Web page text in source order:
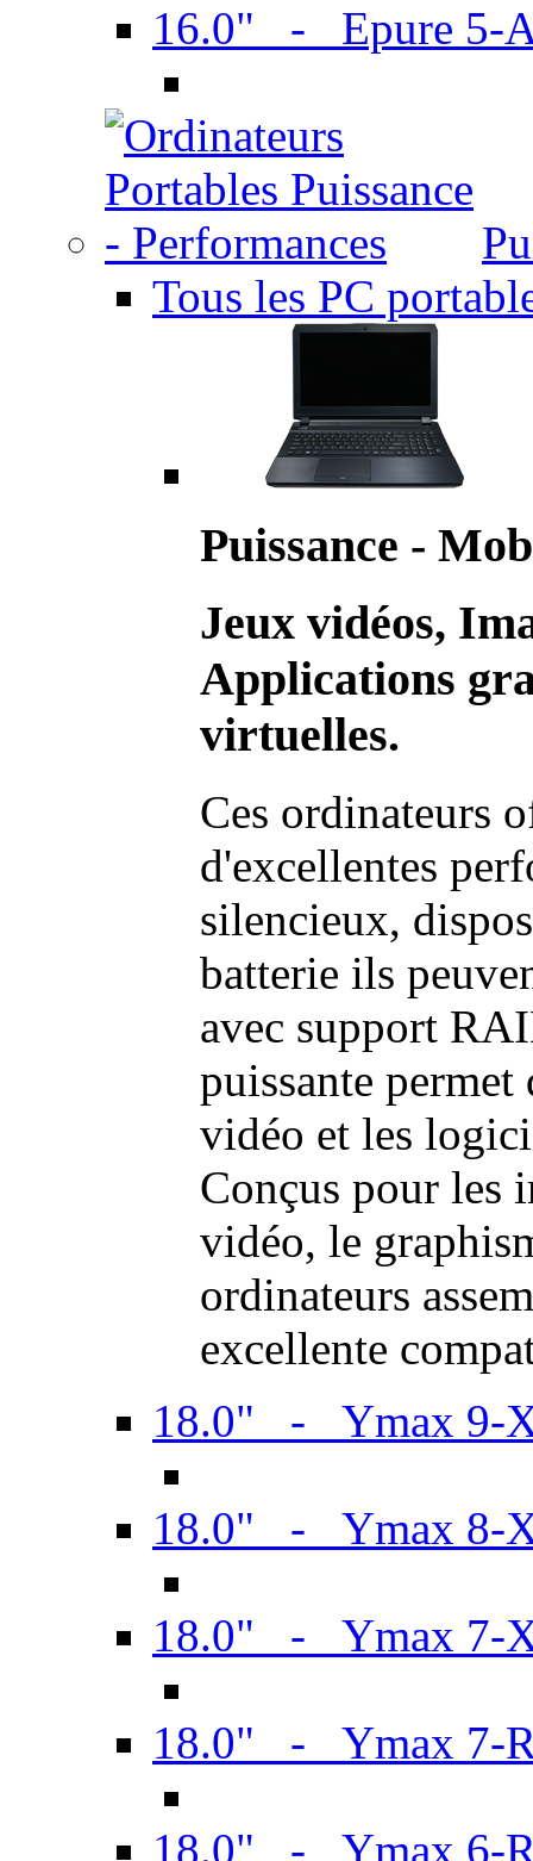
16.0" - Epure 5-
Tous les PC
Puissance -
Jeux vidéos,
Applications
virtuelles.
Ces ordinateurs
d'excellentes
silencieux,
batterie ils
avec support
puissante permet
vidéo et les
Conçus pour les
vidéo, le
ordinateurs
excellente
18.0" - Ymax 9-
18.0" - Ymax 8-
18.0" - Ymax 7-
18.0" - Ymax 7-
18.0" - Ymax 6-